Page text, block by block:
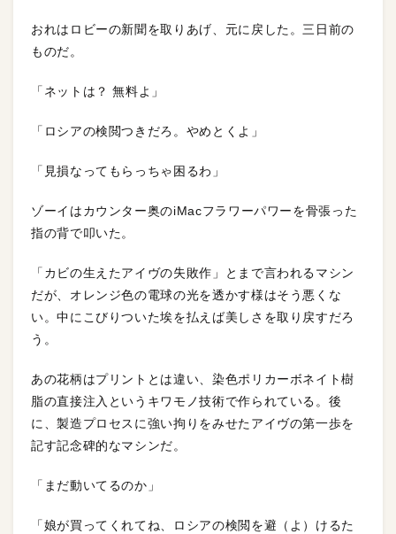
おれはロビーの新聞を取りあげ、元に戻した。三日前の
ものだ。
「ネットは？ 無料よ」
「ロシアの検閲つきだろ。やめとくよ」
「見損なってもらっちゃ困るわ」
ゾーイはカウンター奥のiMacフラワーパワーを骨張った
指の背で叩いた。
「カビの生えたアイヴの失敗作」とまで言われるマシン
だが、オレンジ色の電球の光を透かす様はそう悪くな
い。中にこびりついた埃を払えば美しさを取り戻すだろ
う。
あの花柄はプリントとは違い、染色ポリカーボネイト樹
脂の直接注入というキワモノ技術で作られている。後
に、製造プロセスに強い拘りをみせたアイヴの第一歩を
記す記念碑的なマシンだ。
「まだ動いてるのか」
「娘が買ってくれてね、ロシアの検閲を避（よ）けるた